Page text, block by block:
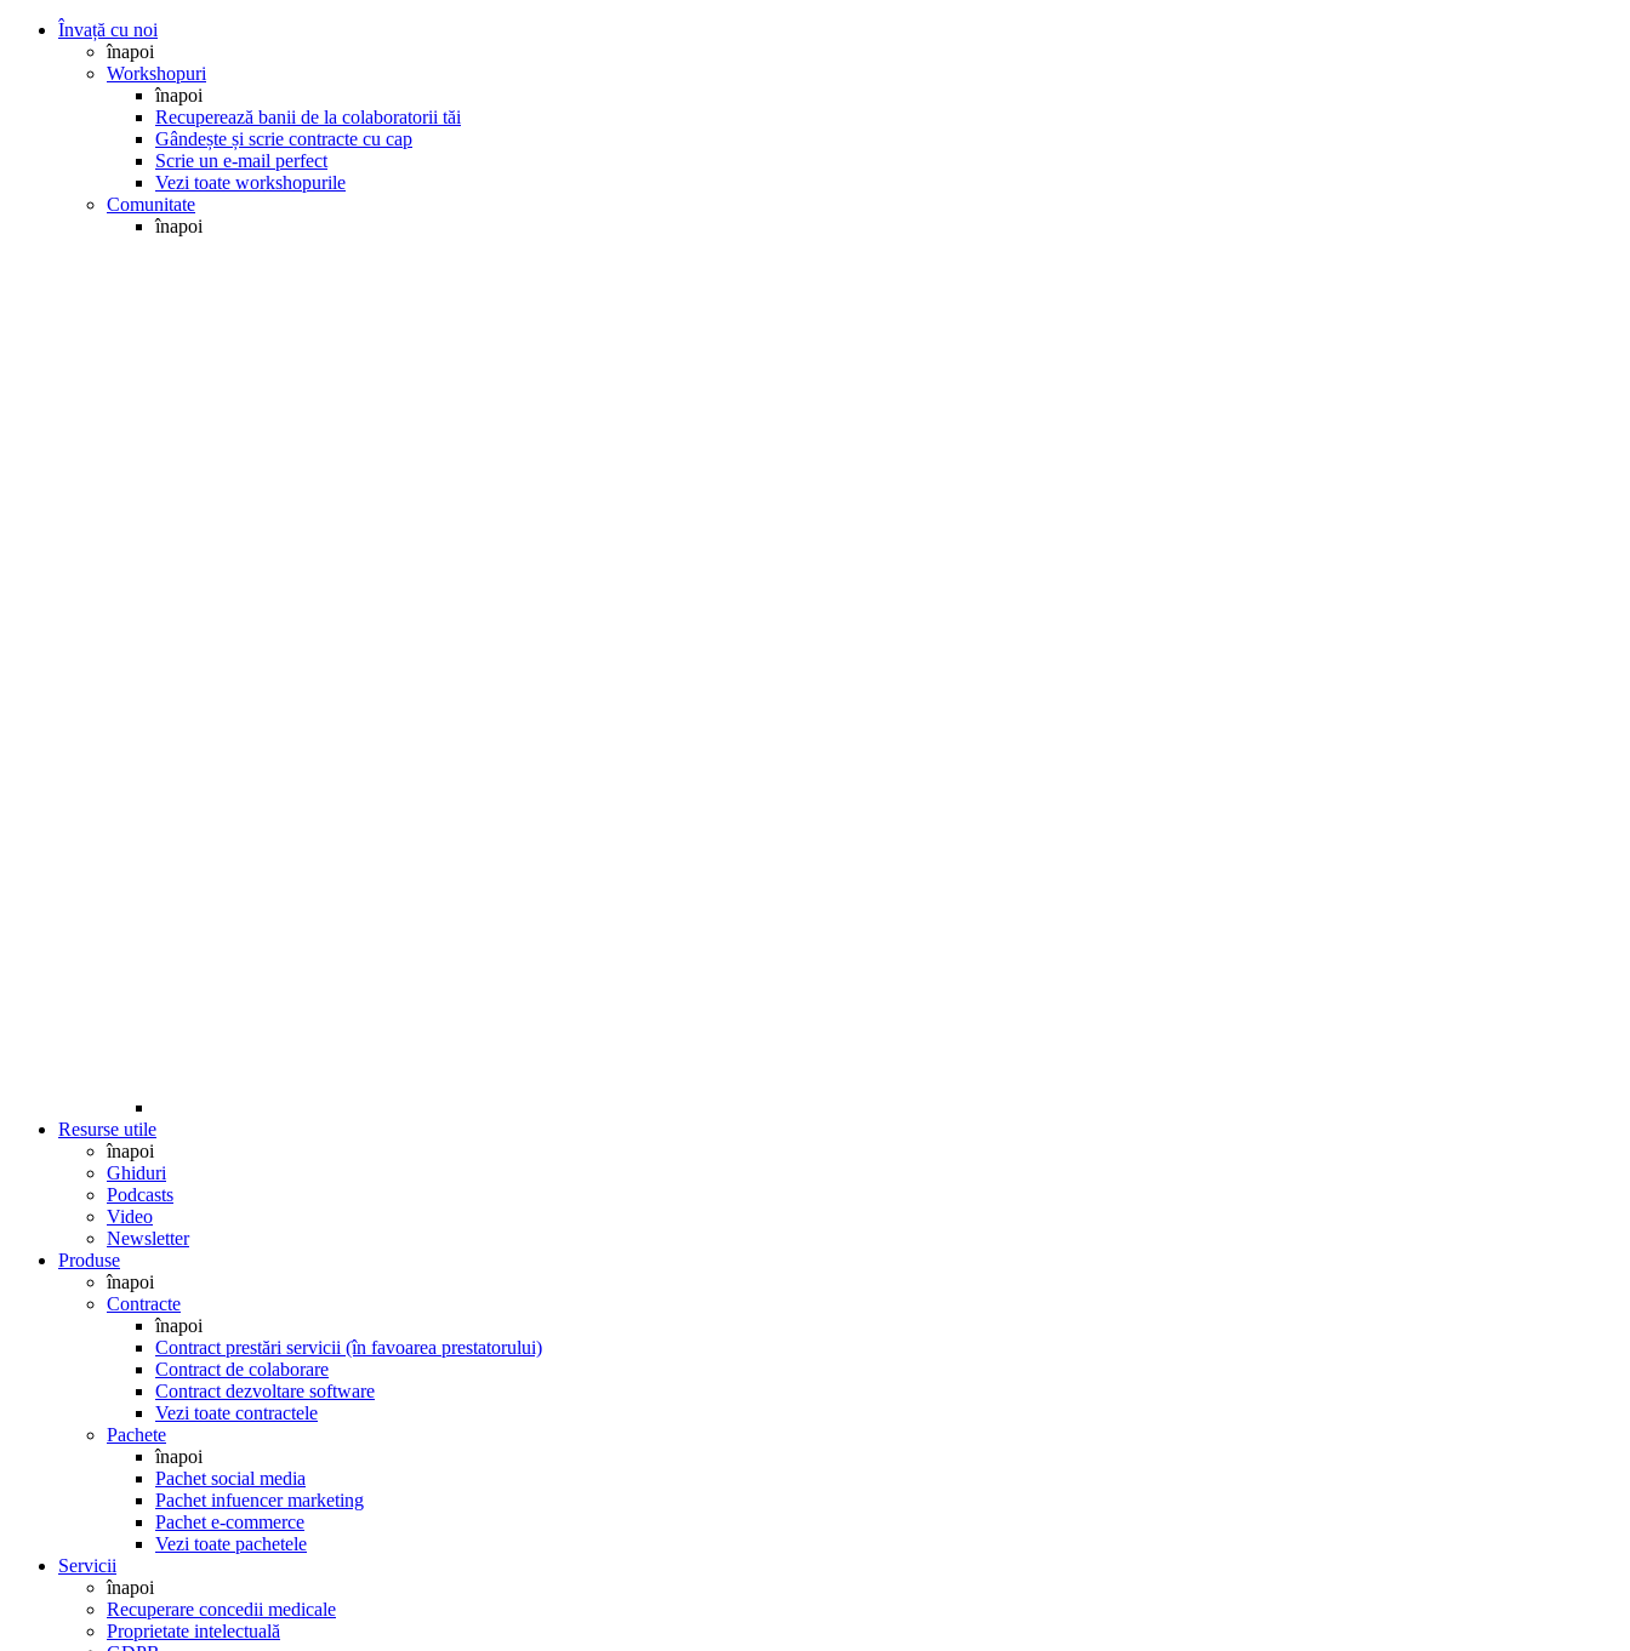
Învață cu noi
înapoi
Workshopuri
înapoi
Recuperează banii de la colaboratorii tăi
Gândește și scrie contracte cu cap
Scrie un e-mail perfect
Vezi toate workshopurile
Comunitate
înapoi
Resurse utile
înapoi
Ghiduri
Podcasts
Video
Newsletter
Produse
înapoi
Contracte
înapoi
Contract prestări servicii (în favoarea prestatorului)
Contract de colaborare
Contract dezvoltare software
Vezi toate contractele
Pachete
înapoi
Pachet social media
Pachet infuencer marketing
Pachet e-commerce
Vezi toate pachetele
Servicii
înapoi
Recuperare concedii medicale
Proprietate intelectuală